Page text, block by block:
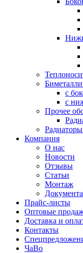
с
с
Прочее
Компания
О нас
Новости
Отзывы
Статьи
Монтаж
Прайс-листы
Оптовые
Доставка и
Контакты
ЧаВо